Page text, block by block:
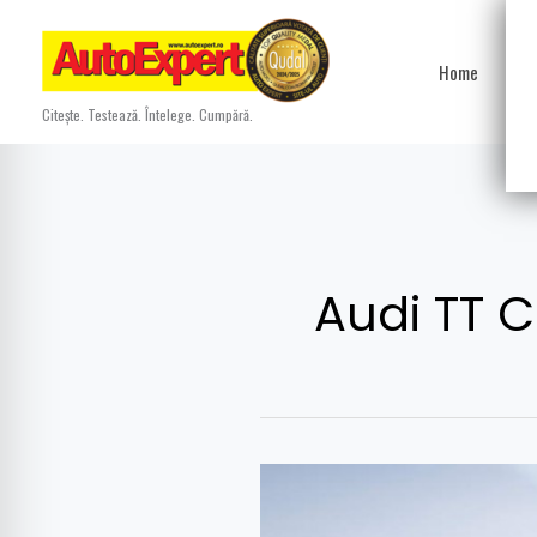
content
Citește. Testează. Întelege. Cumpără.
Home
Audi TT